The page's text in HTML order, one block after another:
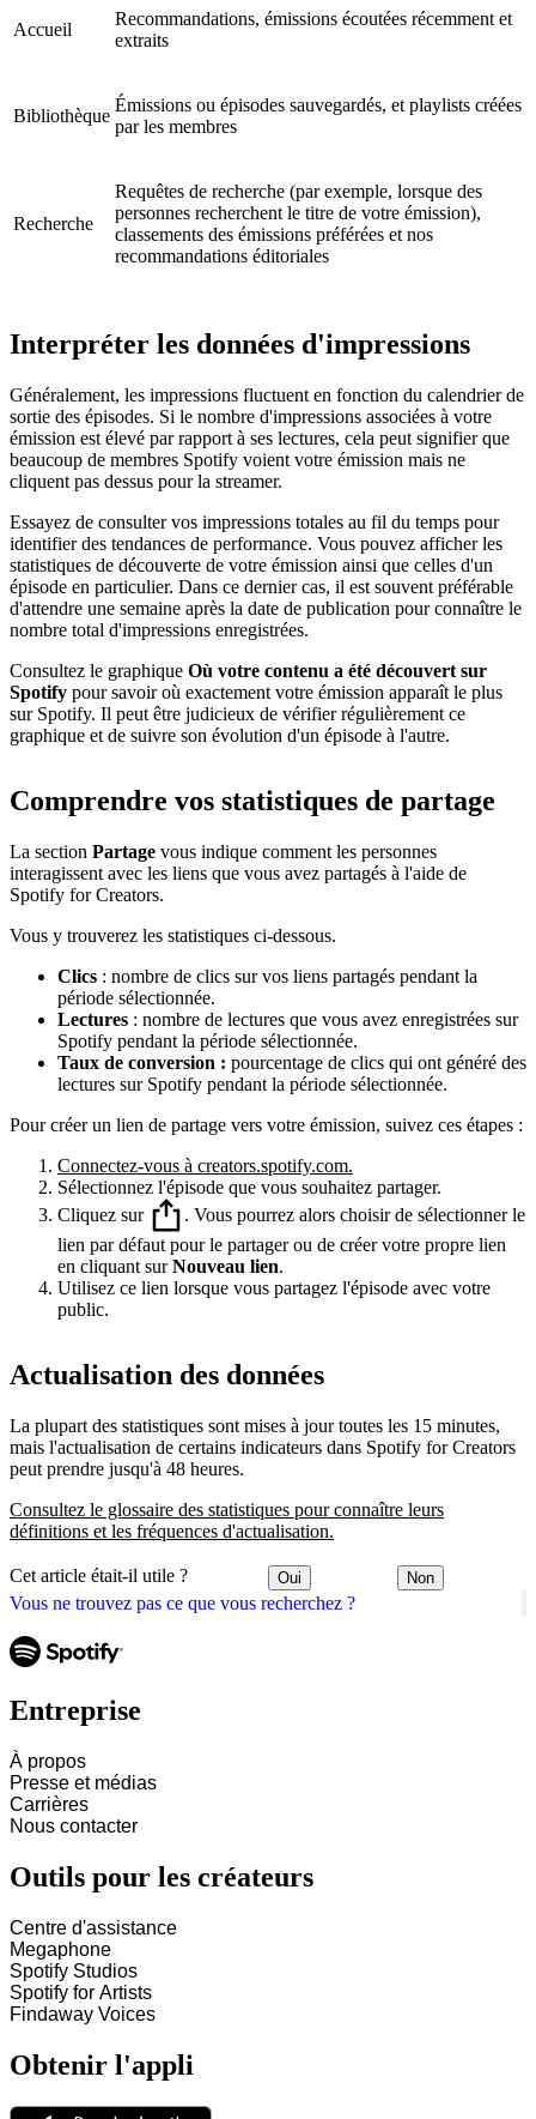
Vous ne trouvez pas ce que vous recherchez ?
Accueil
Recommandations, émissions écoutées récemment et
extraits
Bibliothèque
Émissions ou épisodes sauvegardés, et playlists créées
par les membres
Recherche
Requêtes de recherche (par exemple, lorsque des
personnes recherchent le titre de votre émission),
classements des émissions préférées et nos
recommandations éditoriales
Interpréter les données d'impressions
Généralement, les impressions fluctuent en fonction du calendrier de
sortie des épisodes. Si le nombre d'impressions associées à votre
émission est élevé par rapport à ses lectures, cela peut signifier que
beaucoup de membres Spotify voient votre émission mais ne
cliquent pas dessus pour la streamer.
Essayez de consulter vos impressions totales au fil du temps pour
identifier des tendances de performance. Vous pouvez afficher les
statistiques de découverte de votre émission ainsi que celles d'un
épisode en particulier. Dans ce dernier cas, il est souvent préférable
d'attendre une semaine après la date de publication pour connaître le
nombre total d'impressions enregistrées.
Consultez le graphique Où votre contenu a été découvert sur
Spotify pour savoir où exactement votre émission apparaît le plus
sur Spotify. Il peut être judicieux de vérifier régulièrement ce
graphique et de suivre son évolution d'un épisode à l'autre.
Comprendre vos statistiques de partage
La section Partage vous indique comment les personnes
interagissent avec les liens que vous avez partagés à l'aide de
Spotify for Creators.
Vous y trouverez les statistiques ci-dessous.
Clics : nombre de clics sur vos liens partagés pendant la
période sélectionnée.
Lectures : nombre de lectures que vous avez enregistrées sur
Spotify pendant la période sélectionnée.
Taux de conversion : pourcentage de clics qui ont généré des
lectures sur Spotify pendant la période sélectionnée.
Pour créer un lien de partage vers votre émission, suivez ces étapes :
Connectez-vous à creators.spotify.com.
Sélectionnez l'épisode que vous souhaitez partager.
Cliquez sur
. Vous pourrez alors choisir de sélectionner le
lien par défaut pour le partager ou de créer votre propre lien
en cliquant surNouveau lien.
Utilisez ce lien lorsque vous partagez l'épisode avec votre
public.
Actualisation des données
La plupart des statistiques sont mises à jour toutes les 15 minutes,
mais l'actualisation de certains indicateurs dans Spotify for Creators
peut prendre jusqu'à 48 heures.
Consultez le glossaire des statistiques pour connaître leurs
définitions et les fréquences d'actualisation.
Cet article était-il utile ? Oui Non
Entreprise
À propos
Presse et médias
Carrières
Nous contacter
Outils pour les créateurs
Centre d'assistance
Megaphone
Spotify Studios
Spotify for Artists
Findaway Voices
Obtenir l'appli